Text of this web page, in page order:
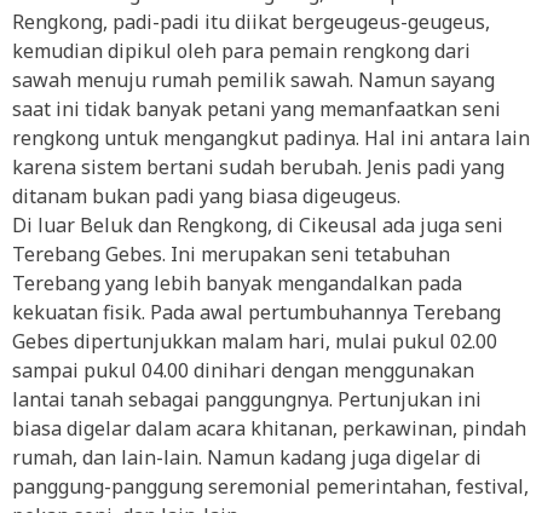
Rengkong, padi-padi itu diikat bergeugeus-geugeus,
kemudian dipikul oleh para pemain rengkong dari
sawah menuju rumah pemilik sawah. Namun sayang
saat ini tidak banyak petani yang memanfaatkan seni
rengkong untuk mengangkut padinya. Hal ini antara lain
karena sistem bertani sudah berubah. Jenis padi yang
ditanam bukan padi yang biasa digeugeus.
Di luar Beluk dan Rengkong, di Cikeusal ada juga seni
Terebang Gebes. Ini merupakan seni tetabuhan
Terebang yang lebih banyak mengandalkan pada
kekuatan fisik. Pada awal pertumbuhannya Terebang
Gebes dipertunjukkan malam hari, mulai pukul 02.00
sampai pukul 04.00 dinihari dengan menggunakan
lantai tanah sebagai panggungnya. Pertunjukan ini
biasa digelar dalam acara khitanan, perkawinan, pindah
rumah, dan lain-lain. Namun kadang juga digelar di
panggung-panggung seremonial pemerintahan, festival,